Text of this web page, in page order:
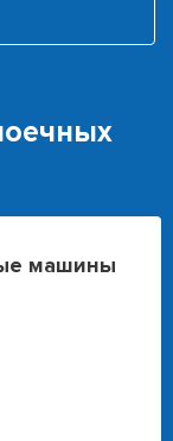
машины